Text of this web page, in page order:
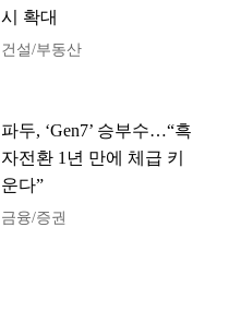
시 확대
건설/부동산
파두, ‘Gen7’ 승부수…“흑
자전환 1년 만에 체급 키
운다”
금융/증권